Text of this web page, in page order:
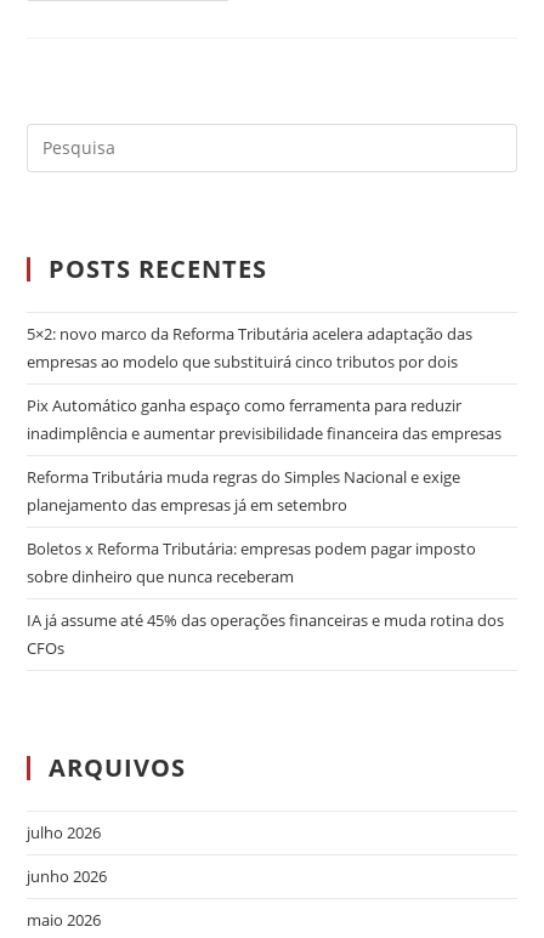
POSTS RECENTES
5×2: novo marco da Reforma Tributária acelera adaptação das
empresas ao modelo que substituirá cinco tributos por dois
Pix Automático ganha espaço como ferramenta para reduzir
inadimplência e aumentar previsibilidade financeira das empresas
Reforma Tributária muda regras do Simples Nacional e exige
planejamento das empresas já em setembro
Boletos x Reforma Tributária: empresas podem pagar imposto
sobre dinheiro que nunca receberam
IA já assume até 45% das operações financeiras e muda rotina dos
CFOs
ARQUIVOS
julho 2026
junho 2026
maio 2026